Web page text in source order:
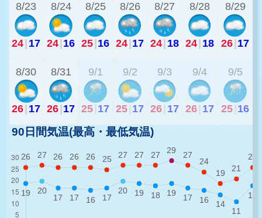
8/23
24| 17
8/24
24|16
8/25
25|16
8/26
24|17
8/27
24| 18
8/28
24| 18
8/29
26|17
8/30
26| 17
8/31
26|17
9/1
25 17
9/2
25 17
9/3
26 17
9/4
26 17
9/5
25 16
90日間気温(最高・最低気温)